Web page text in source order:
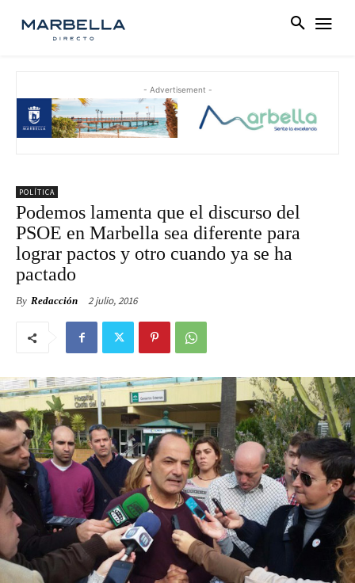
- Advertisement -
POLÍTICA
Podemos lamenta que el discurso del
PSOE en Marbella sea diferente para
lograr pactos y otro cuando ya se ha
pactado
By Redacción 2 julio, 2016